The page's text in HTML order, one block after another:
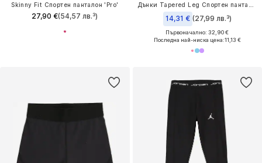
Skinny Fit Спортен панталон 'Pro'
27,90 €(54,57 лв.³) 14,31 € (27,99 лв.³)
Първоначално: 32,90 €
Последна най-ниска цена:11,13 €